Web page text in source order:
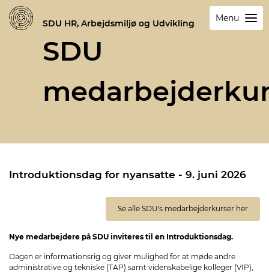
SDU HR, Arbejdsmiljø og Udvikling
SDU
Menu
Introduktionsdag for nyansatte - 9. juni 2026
Se alle SDU's medarbejderkurser her
Nye medarbejdere på SDU inviteres til en Introduktionsdag.
Dagen er informationsrig og giver mulighed for at møde andre
administrative og tekniske (TAP) samt videnskabelige kolleger (VIP),